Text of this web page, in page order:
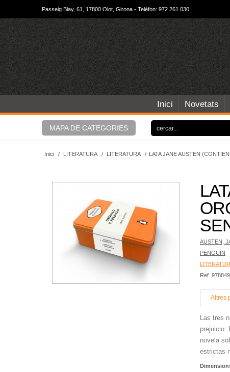
Passeig Blay, 61, 17800 Olot, Girona - Telèfon: 972 261 030
Inici Novetats
MAPA DE CATEGORIES
Inici / LITERATURA / LITERATURA / LATA JANE AUSTEN
AUSTEN,
PENGUIN
Ref.
Altres
Las tres
prejuicio:
novela
estrictas